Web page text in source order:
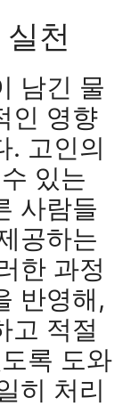
천
남긴 물
인 영향
. 고인의
있는
사람들
공하는
한 과정
반영해,
고 적절
록 도와
히 처리